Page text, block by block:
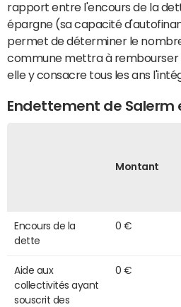
rapport entre l'encours de la
épargne (sa capacité
permet de déterminer le
commune mettra à rembourser
elle y consacre tous les ans
Endettement de Salerm
Montant
Encours de la
dette
0 €
Aide aux
collectivités ayant
souscrit des
0 €